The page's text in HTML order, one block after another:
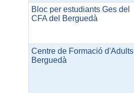
Bloc per estudiants Ges del
CFA del Berguedà
Centre de Formació d'Adults
Berguedà